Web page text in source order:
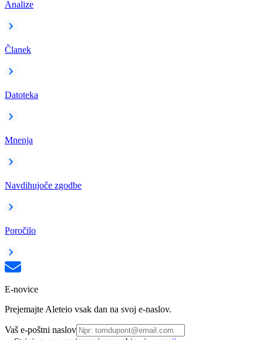
Analize
Članek
Datoteka
Mnenja
Navdihujoče zgodbe
Poročilo
E-novice
Prejemajte Aleteio vsak dan na svoj e-naslov.
Vaš e-poštni naslov